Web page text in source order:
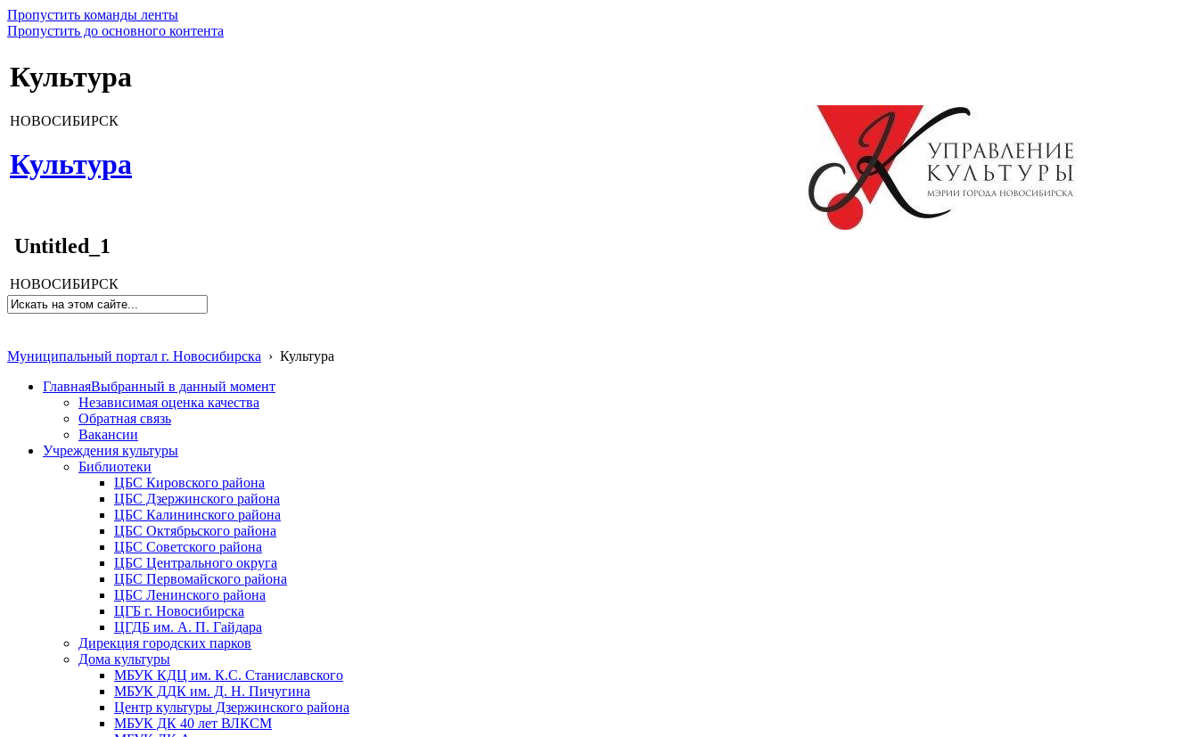
Пропустить команды ленты
Пропустить до основного контента
Культура
НОВОСИБИРСК
Культура
Untitled_1
НОВОСИБИРСК
Муниципальный портал г. Новосибирска › Культура
ГлавнаяВыбранный в данный момент
Независимая оценка качества
Обратная связь
Вакансии
Учреждения культуры
Библиотеки
ЦБС Кировского района
ЦБС Дзержинского района
ЦБС Калининского района
ЦБС Октябрьского района
ЦБС Советского района
ЦБС Центрального округа
ЦБС Первомайского района
ЦБС Ленинского района
ЦГБ г. Новосибирска
ЦГДБ им. А. П. Гайдара
Дирекция городских парков
Дома культуры
МБУК КДЦ им. К.С. Станиславского
МБУК ДДК им. Д. Н. Пичугина
Центр культуры Дзержинского района
МБУК ДК 40 лет ВЛКСМ